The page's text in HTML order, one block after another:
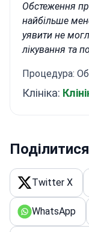
Обстеження
найбільше
уявити не
лікування та
Процедура:
Клініка:
Twitter X
WhatsApp